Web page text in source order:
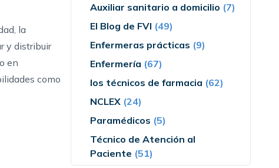
la
y distribuir
en
como
Auxiliar sanitario a domicilio (7)
El Blog de FVI (49)
Enfermeras prácticas (9)
Enfermería (67)
los técnicos de farmacia (62)
NCLEX(24)
Paramédicos (5)
Técnico de Atención al
Paciente (51)